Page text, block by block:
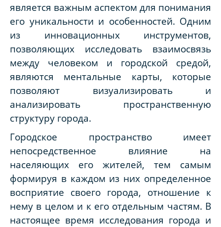
является важным аспектом для понимания
его уникальности и особенностей. Одним
из инновационных инструментов,
позволяющих исследовать взаимосвязь
между человеком и городской средой,
являются ментальные карты, которые
позволяют визуализировать и
анализировать пространственную
структуру города.
Городское пространство имеет
непосредственное влияние на
населяющих его жителей, тем самым
формируя в каждом из них определенное
восприятие своего города, отношение к
нему в целом и к его отдельным частям. В
настоящее время исследования города и